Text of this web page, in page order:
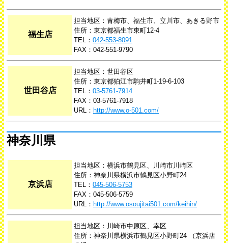
福生店
担当地区：青梅市、福生市、立川市、あきる野市
住所：東京都福生市東町12-4
TEL： 042-553-8091
FAX：042-551-9790
世田谷店
担当地区：世田谷区
住所：東京都狛江市駒井町1-19-6-103
TEL： 03-5761-7914
FAX：03-5761-7918
URL： http://www.o-501.com/
神奈川県
京浜店
担当地区：横浜市鶴見区、川崎市川崎区
住所：神奈川県横浜市鶴見区小野町24
TEL： 045-506-5753
FAX：045-506-5759
URL： http://www.osoujitai501.com/keihin/
担当地区：川崎市中原区、幸区
住所：神奈川県横浜市鶴見区小野町24 （京浜店